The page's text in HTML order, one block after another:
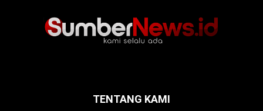
TENTANG KAMI